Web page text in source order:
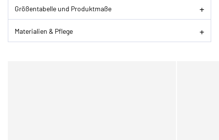
Größentabelle und Produktmaße
Materialien & Pflege